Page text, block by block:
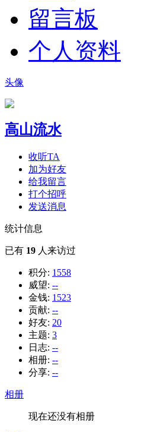
留言板
个人资料
头像
高山流水
收听TA
加为好友
给我留言
打个招呼
发送消息
统计信息
已有 19 人来访过
积分: 1558
威望: --
金钱: 1523
贡献: --
好友: 20
主题: 3
日志: --
相册: --
分享: --
相册
现在还没有相册